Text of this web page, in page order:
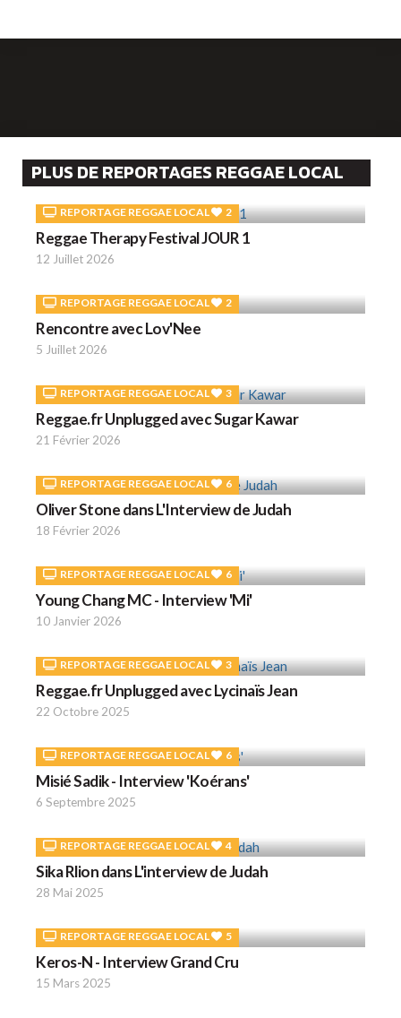
PLUS DE REPORTAGES REGGAE LOCAL
REPORTAGE REGGAE LOCAL 2
Reggae Therapy Festival JOUR 1
12 Juillet 2026
REPORTAGE REGGAE LOCAL 2
Rencontre avec Lov'Nee
5 Juillet 2026
REPORTAGE REGGAE LOCAL 3
Reggae.fr Unplugged avec Sugar Kawar
21 Février 2026
REPORTAGE REGGAE LOCAL 6
Oliver Stone dans L'Interview de Judah
18 Février 2026
REPORTAGE REGGAE LOCAL 6
Young Chang MC - Interview 'Mi'
10 Janvier 2026
REPORTAGE REGGAE LOCAL 3
Reggae.fr Unplugged avec Lycinaïs Jean
22 Octobre 2025
REPORTAGE REGGAE LOCAL 6
Misié Sadik - Interview 'Koérans'
6 Septembre 2025
REPORTAGE REGGAE LOCAL 4
Sika Rlion dans L'interview de Judah
28 Mai 2025
REPORTAGE REGGAE LOCAL 5
Keros-N - Interview Grand Cru
15 Mars 2025